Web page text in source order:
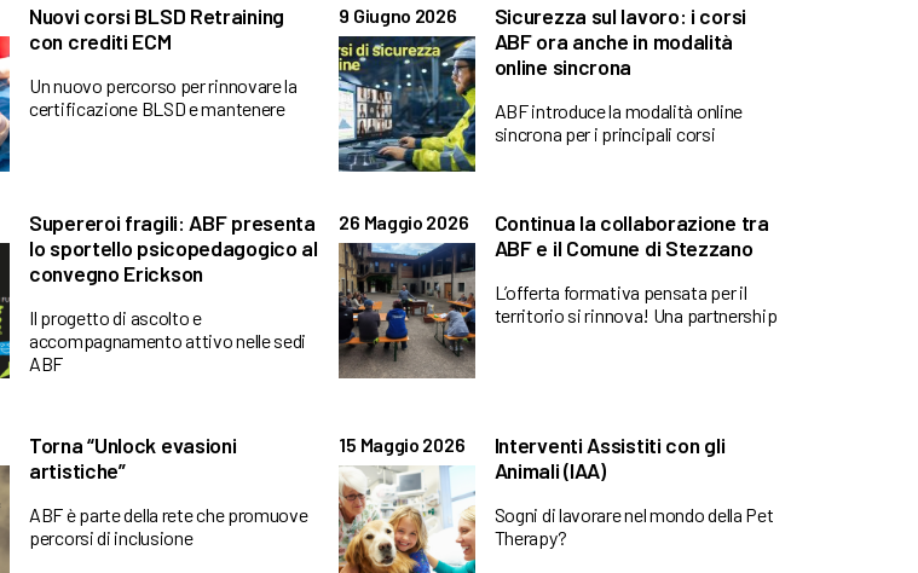
Nuovi corsi BLSD Retraining
con crediti ECM
Un nuovo percorso per rinnovare la
certificazione BLSD e mantenere
9 Giugno 2026
Sicurezza sul lavoro: i corsi
ABF ora anche in modalità
online sincrona
ABF introduce la modalità online
sincrona per i principali corsi
Supereroi fragili: ABF presenta
lo sportello psicopedagogico al
convegno Erickson
Il progetto di ascolto e
accompagnamento attivo nelle sedi
ABF
26 Maggio 2026
Continua la collaborazione tra
ABF e il Comune di Stezzano
L’offerta formativa pensata per il
territorio si rinnova! Una partnership
Torna “Unlock evasioni
artistiche”
ABF è parte della rete che promuove
percorsi di inclusione
15 Maggio 2026
Interventi Assistiti con gli
Animali (IAA)
Sogni di lavorare nel mondo della Pet
Therapy?